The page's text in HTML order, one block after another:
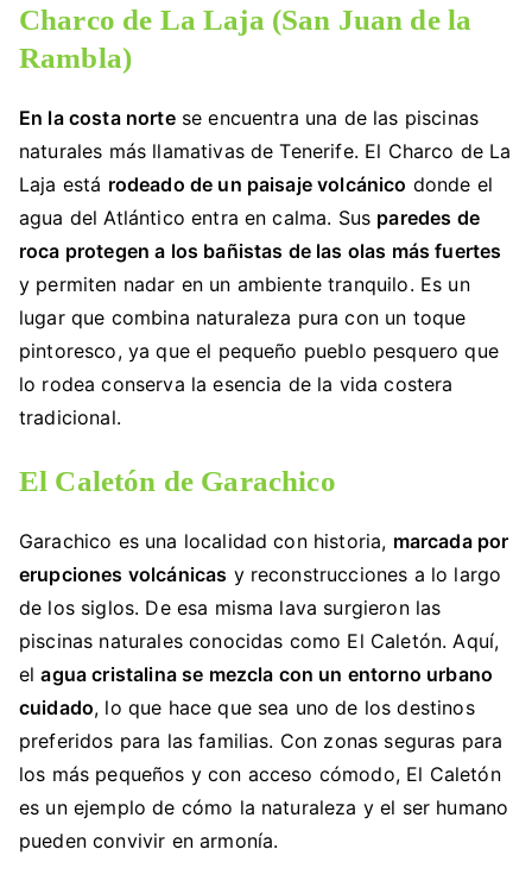
Charco de La Laja (San Juan de la
Rambla)
En la costa nortese encuentra una de las piscinas
naturales más llamativas de Tenerife. El Charco de La
Laja está rodeado de un paisaje volcánico donde el
agua del Atlántico entra en calma. Sus paredes de
roca protegen a los bañistas de las olas más fuertes
y permiten nadar en un ambiente tranquilo. Es un
lugar que combina naturaleza pura con un toque
pintoresco, ya que el pequeño pueblo pesquero que
lo rodea conserva la esencia de la vida costera
tradicional.
El Caletón de Garachico
Garachico es una localidad con historia, marcada por
erupciones volcánicas y reconstrucciones a lo largo
de los siglos. De esa misma lava surgieron las
piscinas naturales conocidas como El Caletón. Aquí,
elagua cristalina se mezcla con un entorno urbano
cuidado, lo que hace que sea uno de los destinos
preferidos para las familias. Con zonas seguras para
los más pequeños y con acceso cómodo, El Caletón
es un ejemplo de cómo la naturaleza y el ser humano
pueden convivir en armonía.